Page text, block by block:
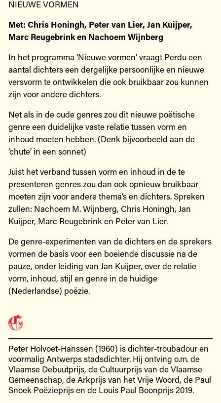
NIEUWE VORMEN
Met: Chris Honingh, Peter van Lier, Jan Kuijper,
Marc Reugebrink en Nachoem Wijnberg
In het programma ‘Nieuwe vormen’ vraagt Perdu een
aantal dichters een dergelijke persoonlijke en nieuwe
versvorm te ontwikkelen die ook bruikbaar zou kunnen
zijn voor andere dichters.
Net als in de oude genres zou dit nieuwe poëtische
genre een duidelijke vaste relatie tussen vorm en
inhoud moeten hebben. (Denk bijvoorbeeld aan de
‘chute’ in een sonnet)
Juist het verband tussen vorm en inhoud in de te
presenteren genres zou dan ook opnieuw bruikbaar
moeten zijn voor andere thema’s en dichters. Spreken
zullen: Nachoem M. Wijnberg, Chris Honingh, Jan
Kuijper, Marc Reugebrink en Peter van Lier.
De genre-experimenten van de dichters en de sprekers
vormen de basis voor een boeiende discussie na de
pauze, onder leiding van Jan Kuijper, over de relatie
vorm, inhoud, stijl en genre in de huidige
(Nederlandse) poëzie.
Peter Holvoet-Hanssen (1960) is dichter-troubadour en
voormalig Antwerps stadsdichter. Hij ontving o.m. de
Vlaamse Debuutprijs, de Cultuurprijs van de Vlaamse
Gemeenschap, de Arkprijs van het Vrije Woord, de Paul
Snoek Poëzieprijs en de Louis Paul Boonprijs 2019.